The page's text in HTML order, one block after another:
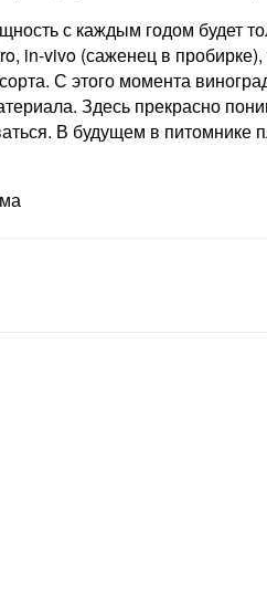
с каждым годом будет
vivo (саженец в
С этого момента
Здесь прекрасно
В будущем в